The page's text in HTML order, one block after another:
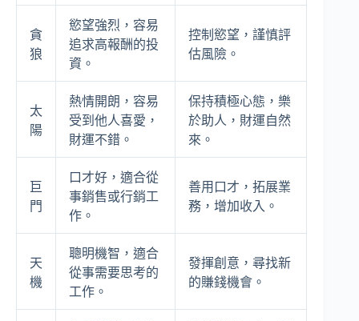
貪
狼
慾望強烈，容易
追求高報酬的投
資。
控制慾望，謹慎評
估風險。
太
陽
熱情開朗，容易
受到他人喜愛，
財運不錯。
保持積極心態，樂
於助人，財運自然
來。
巨
門
口才好，適合從
事銷售或行銷工
作。
善用口才，拓展業
務，增加收入。
天
機
聰明機智，適合
從事需要思考的
工作。
發揮創意，尋找新
的賺錢機會。